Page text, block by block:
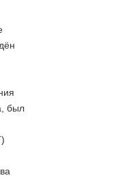
был